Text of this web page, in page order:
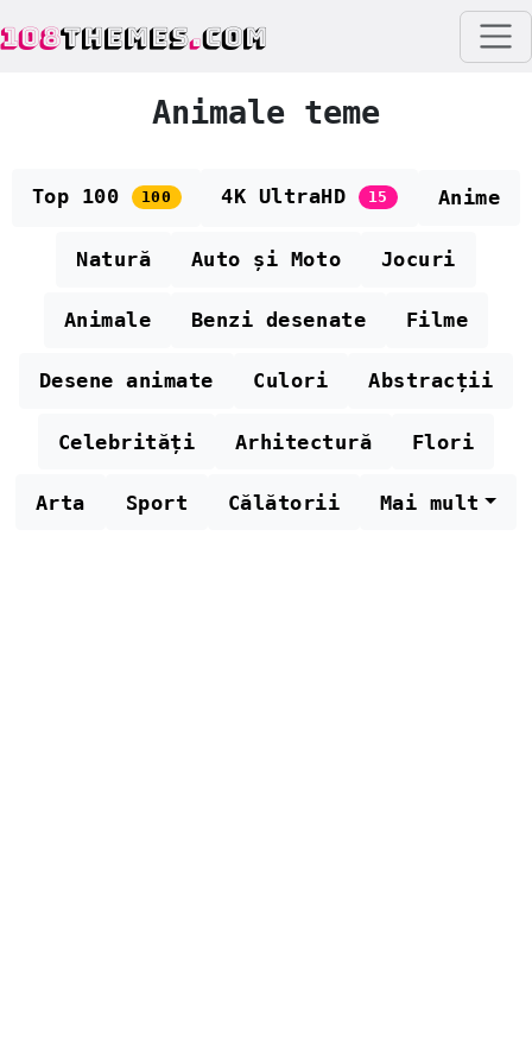
108THEMES.COM
Animale teme
Top 100 100 4K UltraHD 15 Anime
Natură Auto și Moto Jocuri
Animale Benzi desenate Filme
Desene animate Culori Abstracții
Celebrități Arhitectură Flori
Arta Sport Călătorii Mai mult